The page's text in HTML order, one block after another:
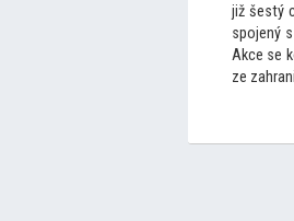
již šestý
spojený
Akce se
ze